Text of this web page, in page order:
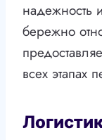
надежность
бережно
всех этапах